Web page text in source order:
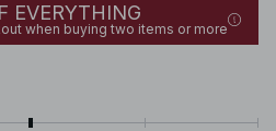
EVERYTHING
when buying two items or more